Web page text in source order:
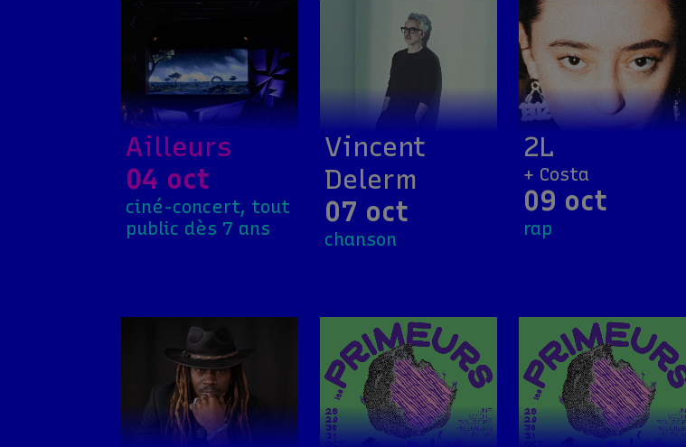
Ailleurs
04 oct
ciné-concert, tout
public dès 7 ans
Vincent
Delerm
07 oct
chanson
2L
+ Costa
09 oct
rap